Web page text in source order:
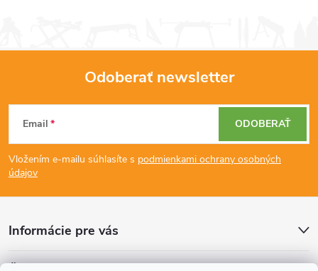
Z
á
p
ä
t
Odoberať newsletter
Email
Vložením e-mailu súhlasíte s podmienkami ochrany osobných
údajov
ODOBERAŤ
Informácie pre vás